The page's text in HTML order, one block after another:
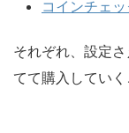
コインチェッ
それぞれ、設定
てて購入 してい